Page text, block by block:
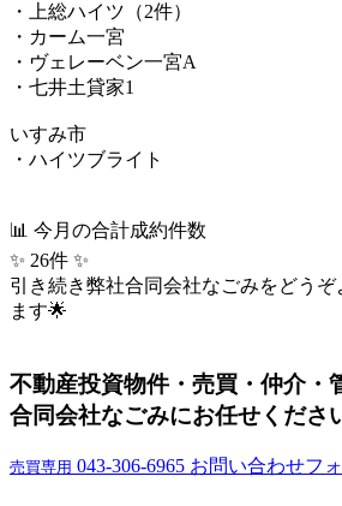
・上総ハイツ（2件）
・カーム一宮
・ヴェレーベン一宮A
・七井土貸家1
いすみ市
・ハイツブライト
📊 今月の合計成約件数
✨ 26件 ✨
引き続き弊社合同会社なごみをどう
ます🌟
不動産投資物件・売買・仲介・
合同会社なごみにお任せくださ
売買専用 043-306-6965 お問い合わせフ